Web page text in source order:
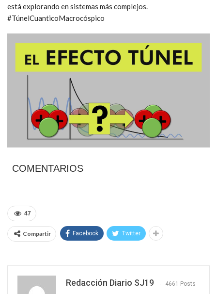
está explorando en sistemas más complejos.
#TúnelCuanticoMacrocóspico
COMENTARIOS
47
Compartir Facebook Twitter
Redacción Diario SJ19 4661 Posts